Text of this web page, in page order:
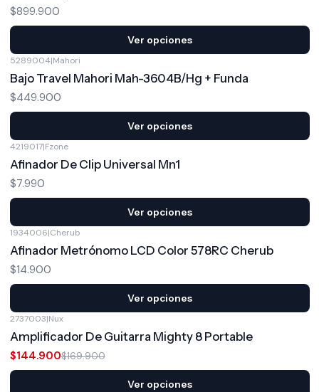
$899.900
Ver opciones
5289004|Mahori
Bajo Travel Mahori Mah-3604B/Hg + Funda
$449.900
Ver opciones
4219017|Fzone
Afinador De Clip Universal Mn1
$7.990
Ver opciones
1934006|Cherub
Afinador Metrónomo LCD Color 578RC Cherub
$14.900
Ver opciones
2737003|Nux
Amplificador De Guitarra Mighty 8 Portable
$144.900$169.900
Ver opciones